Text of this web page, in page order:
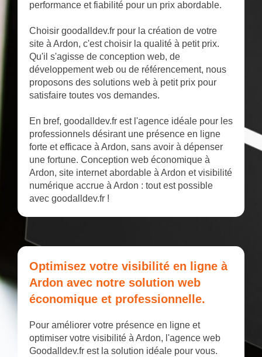
performance et fiabilité pour un prix abordable.
Choisir goodalldev.fr pour la création de votre
site à Ardon, c'est choisir la qualité à petit prix.
Qu'il s'agisse de conception web, de
développement web ou de référencement, nous
proposons des solutions web à petit prix pour
satisfaire toutes vos demandes.
En bref, goodalldev.fr est l'agence idéale pour les
professionnels désirant une présence en ligne
forte et efficace à Ardon, sans avoir à dépenser
une fortune. Conception web économique à
Ardon, site internet abordable à Ardon et visibilité
numérique accrue à Ardon : tout est possible
avec goodalldev.fr !
Optimisez votre visibilité en ligne à
Ardon avec notre solution web
économique et professionnelle.
Pour améliorer votre présence en ligne et
optimiser votre visibilité à Ardon, l'agence web
Goodalldev.fr est la solution idéale pour vous.